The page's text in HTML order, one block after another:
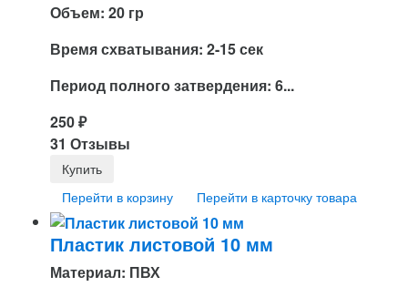
Объем: 20 гр
Время схватывания: 2-15 сек
Период полного затвердения: 6...
250₽
31 Отзывы
Перейти в корзину Перейти в карточку товара
Пластик листовой 10 мм
Материал: ПВХ